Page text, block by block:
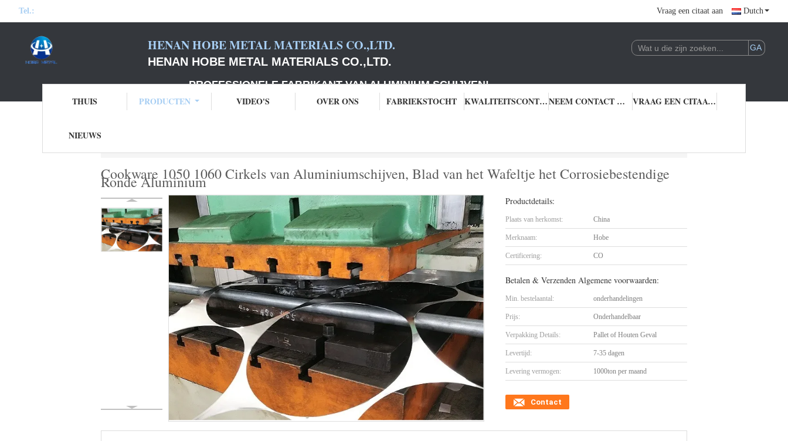
Tel.: Vraag een citaat aan Dutch
HENAN HOBE METAL MATERIALS CO.,LTD.
HENAN HOBE METAL MATERIALS CO.,LTD.
PROFESSIONELE FABRIKANT VAN ALUMINIUM SCHIJVEN!
THUIS PRODUCTEN VIDEO'S OVER ONS FABRIEKSTOCHT KWALITEITSCONTROLE NEEM CONTACT MET ONS OP VRAAG EEN CITAAT AAN
NIEUWS
Cookware 1050 1060 Cirkels van Aluminiumschijven, Blad van het Wafeltje het Corrosiebestendige
Ronde Aluminium
Productdetails:
Plaats van herkomst: China
Merknaam: Hobe
Certificering: CO
Betalen & Verzenden Algemene voorwaarden:
Min. bestelaantal: onderhandelingen
Prijs: Onderhandelbaar
Verpakking Details: Pallet of Houten Geval
Levertijd: 7-35 dagen
Levering vermogen: 1000ton per maand
Contact